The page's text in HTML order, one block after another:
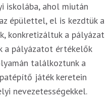
iskolába, ahol miután
épülettel, el is kezdtük a
konkretizáltuk a pályázat
a pályázatot értékelők
találkoztunk a
játék keretein
nevezetességekkel.